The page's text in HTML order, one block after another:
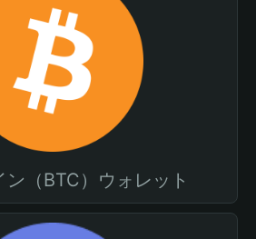
ン（BTC）ウォレット